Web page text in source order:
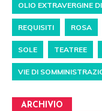
OLIO EXTRAVERGINE
REQUISITI ROSA
SOLE TEATREE
VIE DI
ARCHIVIO